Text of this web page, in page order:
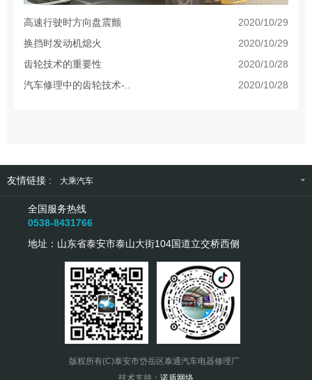
2020/10/29
高速行驶时方向盘震颤
2020/10/29
换挡时发动机熄火
2020/10/28
齿轮技术的重要性
2020/10/28
汽车修理中的齿轮技术-..
友情链接 : 大乘汽车
全国服务热线
0538-8431766
地址：山东省泰安市泰山大街104国道立交桥西侧
版权所有(C)泰安市岱岳区泰通汽车电器修理厂
技术支持： 诺盾网络